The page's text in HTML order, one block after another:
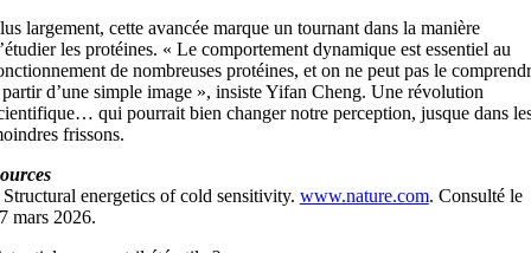
largement, cette avancée marque un tournant dans la manière
les protéines. « Le comportement dynamique est essentiel au
de nombreuses protéines, et on ne peut pas le
d’une simple image », insiste Yifan Cheng. Une révolution
qui pourrait bien changer notre perception, jusque dans
frissons.
energetics of cold sensitivity. www.nature.com. Consulté le
mars 2026.